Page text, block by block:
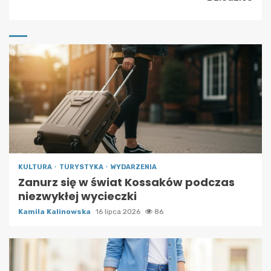
KULTURA TURYSTYKA WYDARZENIA
Zanurz się w świat Kossaków podczas
niezwykłej wycieczki
Kamila Kalinowska 16 lipca 2026 86